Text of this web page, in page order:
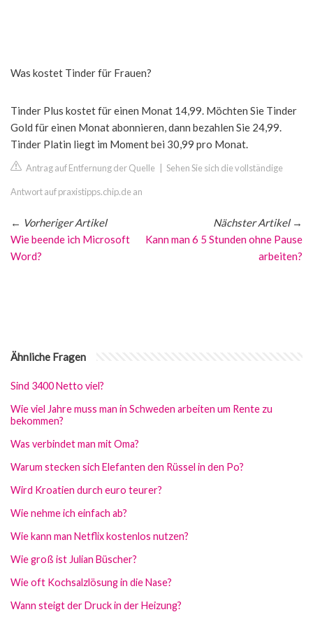
Was kostet Tinder für Frauen?
Tinder Plus kostet für einen Monat 14,99. Möchten Sie Tinder
Gold für einen Monat abonnieren, dann bezahlen Sie 24,99.
Tinder Platin liegt im Moment bei 30,99 pro Monat.
Antrag auf Entfernung der Quelle Sehen Sie sich die vollständige
Antwort auf praxistipps.chip.de an
← Vorheriger Artikel
Wie beende ich Microsoft
Word?
Nächster Artikel→
Kann man 6 5 Stunden ohne Pause
arbeiten?
Ähnliche Fragen
Sind 3400 Netto viel?
Wie viel Jahre muss man in Schweden arbeiten um Rente zu
bekommen?
Was verbindet man mit Oma?
Warum stecken sich Elefanten den Rüssel in den Po?
Wird Kroatien durch euro teurer?
Wie nehme ich einfach ab?
Wie kann man Netflix kostenlos nutzen?
Wie groß ist Julian Büscher?
Wie oft Kochsalzlösung in die Nase?
Wann steigt der Druck in der Heizung?